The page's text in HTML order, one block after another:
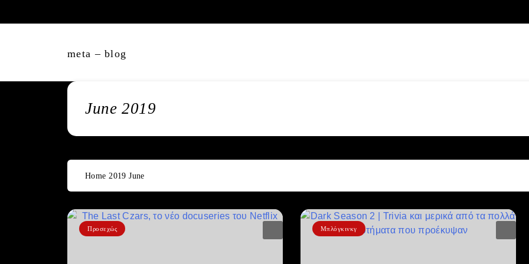
meta – blog
June 2019
Home 2019 June
Προσεχώς Μπλόγκινκγ